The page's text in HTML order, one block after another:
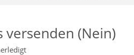
versenden (Nein)